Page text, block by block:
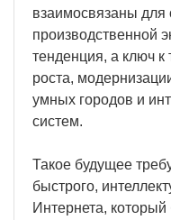
взаимосвязаны для
производственной
тенденция, а ключ
роста,
умных городов и
систем.
Такое будущее
быстрого,
Интернета,